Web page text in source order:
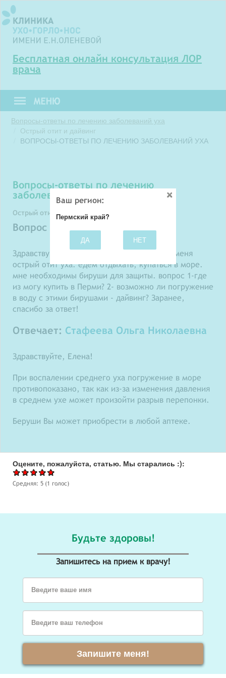
Бесплатная онлайн консультация ЛОР
врача
Вопросы-ответы по лечению заболеваний уха
Острый отит и дайвинг
ВОПРОСЫ-ОТВЕТЫ ПО ЛЕЧЕНИЮ ЗАБОЛЕВАНИЙ УХА
вопросы-ответы по лечению
заболеваний уха
Острый отит и дайвинг
Вопрос задает: Елена
Здравствуйте!! Подскажите пожалуйста, у меня
острый отит уха. едем отдыхать, купаться в море.
мне необходимы бируши для защиты. вопрос 1-где
из могу купить в Перми? 2- возможно ли погружение
в воду с этими бирушами - дайвинг? Заранее,
спасибо за ответ!
Отвечает: Стафеева Ольга Николаевна
Здравствуйте, Елена!
При воспалении среднего уха погружение в море
противопоказано, так как из-за изменения давления
в среднем ухе может произойти разрыв перепонки.
Беруши Вы может приобрести в любой аптеке.
Оцените, пожалуйста, статью. Мы старались :):
Средняя: 5 (1 голос)
Будьте здоровы!
Запишитесь на прием к врачу!
Введите ваше имя
Введите ваш телефон
Запишите меня!
Ваш регион:
Пермский край?
ДА НЕТ